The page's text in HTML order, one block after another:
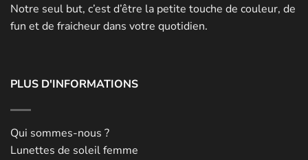
Notre seul but, c’est d’être la petite touche de couleur, de
fun et de fraicheur dans votre quotidien.
PLUS D'INFORMATIONS
Qui sommes-nous ?
Lunettes de soleil femme